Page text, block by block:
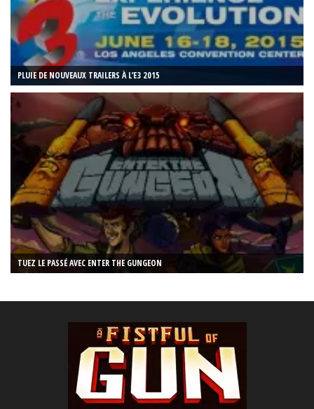
PLUIE DE NOUVEAUX TRAILERS À L’E3 2015
TUEZ LE PASSÉ AVEC ENTER THE GUNGEON